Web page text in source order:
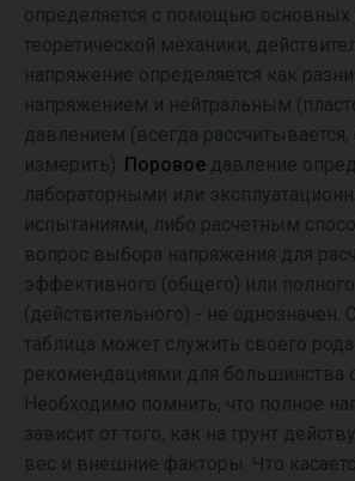
определяется с помощью основных
теоретической механики,
напряжение определяется как
напряжением и нейтральным
давлением (всегда рассчитывается,
измерить). Поровое давление
лабораторными или
испытаниями, либо расчетным
вопрос выбора напряжения для
эффективного (общего) или полного
(действительного) - не
таблица может служить своего
рекомендациями для большинства
Необходимо помнить, что полное
зависит от того, как на грунт
вес и внешние факторы. Что